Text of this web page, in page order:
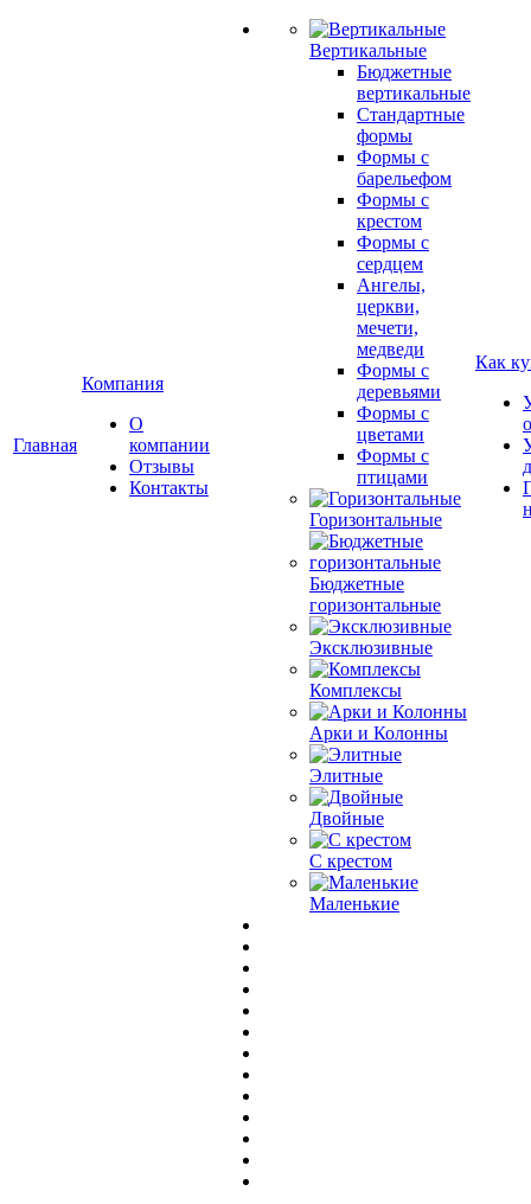
Главная
Компания
О
компании
Отзывы
Контакты
Вертикальные
Бюджетные
вертикальные
Стандартные
формы
Формы с
барельефом
Формы с
крестом
Формы с
сердцем
Ангелы,
церкви,
мечети,
медведи
Формы с
деревьями
Формы с
цветами
Формы с
птицами
Горизонтальные
Бюджетные
горизонтальные
Эксклюзивные
Комплексы
Арки и Колонны
Элитные
Двойные
С крестом
Маленькие
Как